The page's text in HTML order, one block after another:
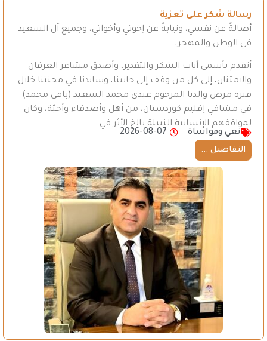
رسالة شكر على تعزية
أصالةً عن نفسي، ونيابةً عن إخوتي وأخواتي، وجميع آل السعيد
في الوطن والمهجر،
أتقدم بأسمى آيات الشكر والتقدير، وأصدق مشاعر العرفان
والامتنان، إلى كل من وقف إلى جانبنا، وساندنا في محنتنا خلال
فترة مرض والدنا المرحوم عبدي محمد السعيد (بافي محمد)
في مشافي إقليم كوردستان، من أهل وأصدقاء وأحبّة، وكان
لمواقفهم الإنسانية النبيلة بالغ الأثر في…
نعي ومواساة
2026-08-07
التفاصيل ...